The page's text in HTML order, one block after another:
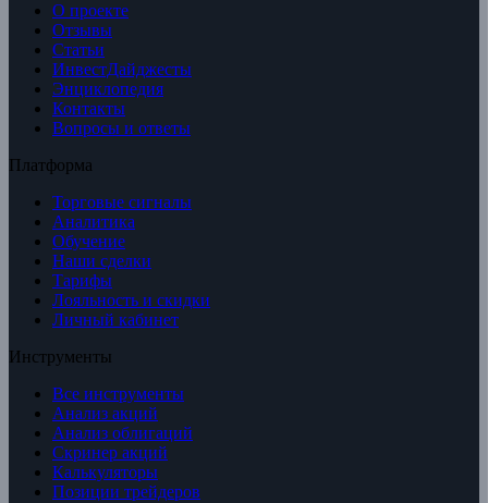
О проекте
Отзывы
Статьи
ИнвестДайджесты
Энциклопедия
Контакты
Вопросы и ответы
Платформа
Торговые сигналы
Аналитика
Обучение
Наши сделки
Тарифы
Лояльность и скидки
Личный кабинет
Инструменты
Все инструменты
Анализ акций
Анализ облигаций
Скринер акций
Калькуляторы
Позиции трейдеров